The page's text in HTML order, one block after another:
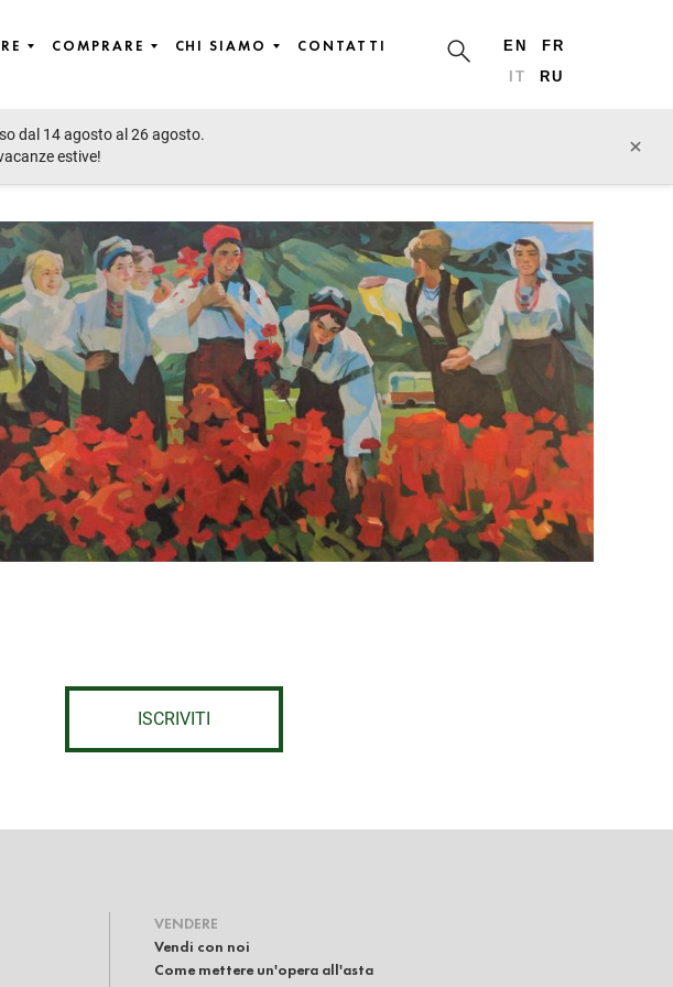
COMPRARE CHI SIAMO CONTATTI EN
FR
IT
RU
dal 14 agosto al 26 agosto.
estive!
×
ISCRIVITI
VENDERE
Vendi con noi
Come mettere un'opera all'asta